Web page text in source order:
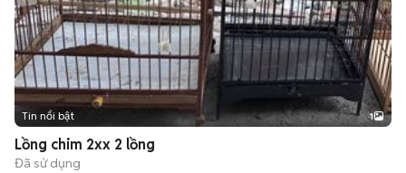
Tin nổi bật 1
Lồng chim 2xx 2 lồng
Đã sử dụng